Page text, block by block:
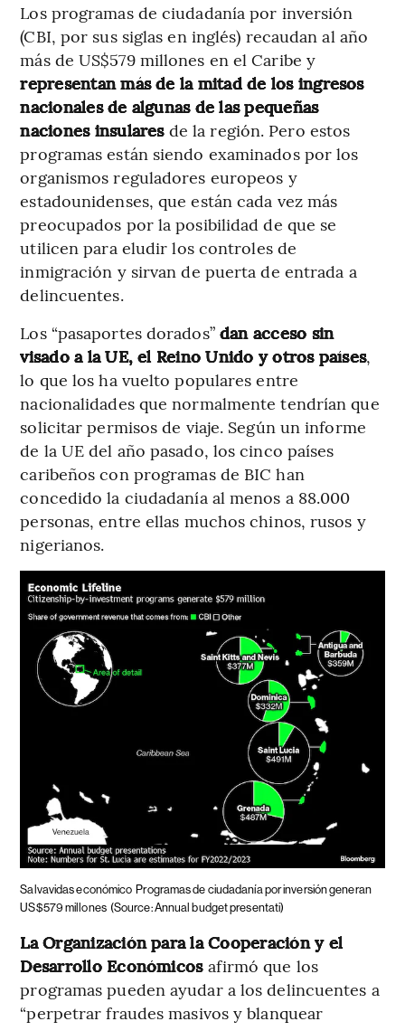
Los programas de ciudadanía por inversión
(CBI, por sus siglas en inglés) recaudan al año
más de US$579 millones en el Caribe y
representan más de la mitad de los ingresos
nacionales de algunas de las pequeñas
naciones insularesde la región. Pero estos
programas están siendo examinados por los
organismos reguladores europeos y
estadounidenses, que están cada vez más
preocupados por la posibilidad de que se
utilicen para eludir los controles de
inmigración y sirvan de puerta de entrada a
delincuentes.
Los “pasaportes dorados” dan acceso sin
visado a la UE, el Reino Unido y otros países,
lo que los ha vuelto populares entre
nacionalidades que normalmente tendrían que
solicitar permisos de viaje. Según un informe
de la UE del año pasado, los cinco países
caribeños con programas de BIC han
concedido la ciudadanía al menos a 88.000
personas, entre ellas muchos chinos, rusos y
nigerianos.
Salvavidas económico Programas de ciudadanía por inversión generan
US$579 millones (Source: Annual budget presentati)
La Organización para la Cooperación y el
Desarrollo Económicosafirmó que los
programas pueden ayudar a los delincuentes a
“perpetrar fraudes masivos y blanquear